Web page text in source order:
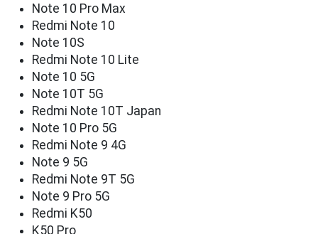
Note 10 Pro Max
Redmi Note 10
Note 10S
Redmi Note 10 Lite
Note 10 5G
Note 10T 5G
Redmi Note 10T Japan
Note 10 Pro 5G
Redmi Note 9 4G
Note 9 5G
Redmi Note 9T 5G
Note 9 Pro 5G
Redmi K50
K50 Pro